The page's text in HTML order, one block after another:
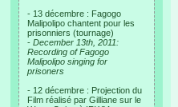
- 13 décembre : Fagogo
Malipolipo chantent pour les
prisonniers (tournage)
- December 13th, 2011:
Recording of Fagogo
Malipolipo singing for
prisoners
- 12 décembre : Projection du
Film réalisé par Gilliane sur le